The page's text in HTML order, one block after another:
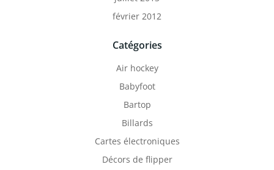
février 2012
Catégories
Air hockey
Babyfoot
Bartop
Billards
Cartes électroniques
Décors de flipper